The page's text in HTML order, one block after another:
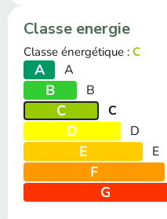
Classe energie
Classe énergétique : C
A A
B B
C C
D D
E E
F
G